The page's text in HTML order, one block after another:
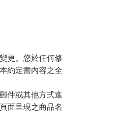
更。您於任何修
約定書內容之全
件或其他方式進
面呈現之商品名